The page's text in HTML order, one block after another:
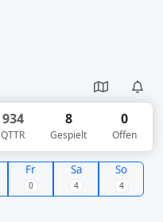
934
QTTR
8
Gespielt
0
Offen
Fr
0
Sa
4
So
4